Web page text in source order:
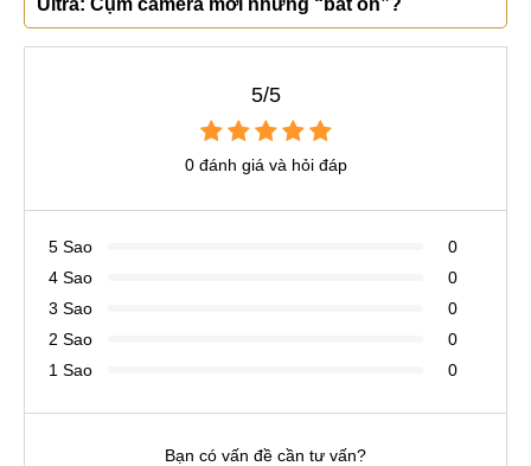
5/5
0 đánh giá và hỏi đáp
5 Sao
0
4 Sao
0
3 Sao
0
2 Sao
0
1 Sao
0
Bạn có vấn đề cần tư vấn?